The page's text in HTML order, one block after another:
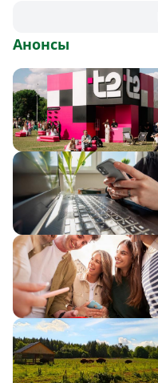
Анонсы